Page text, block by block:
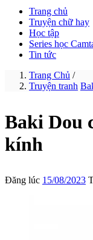
Trang chủ
Truyện chữ hay
Học tập
Series học
Tin tức
Trang Chủ /
Truyện tranh
Baki Dou
kính
Đăng lúc 15/08/2023